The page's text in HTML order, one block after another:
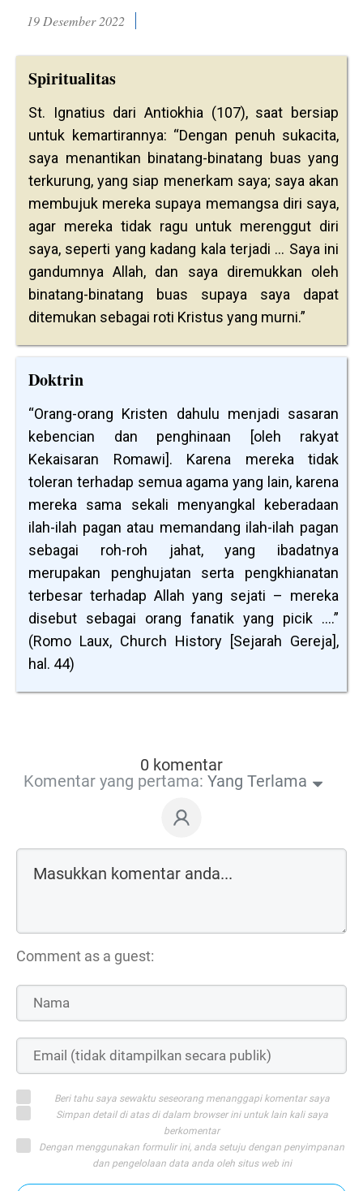
19 Desember 2022
Spiritualitas
St. Ignatius dari Antiokhia (107), saat bersiap
untuk kemartirannya: “Dengan penuh sukacita,
saya menantikan binatang-binatang buas yang
terkurung, yang siap menerkam saya; saya akan
membujuk mereka supaya memangsa diri saya,
agar mereka tidak ragu untuk merenggut diri
saya, seperti yang kadang kala terjadi … Saya ini
gandumnya Allah, dan saya diremukkan oleh
binatang-binatang buas supaya saya dapat
ditemukan sebagai roti Kristus yang murni.”
Doktrin
“Orang-orang Kristen dahulu menjadi sasaran
kebencian dan penghinaan [oleh rakyat
Kekaisaran Romawi]. Karena mereka tidak
toleran terhadap semua agama yang lain, karena
mereka sama sekali menyangkal keberadaan
ilah-ilah pagan atau memandang ilah-ilah pagan
sebagai roh-roh jahat, yang ibadatnya
merupakan penghujatan serta pengkhianatan
terbesar terhadap Allah yang sejati – mereka
disebut sebagai orang fanatik yang picik ….”
(Romo Laux, Church History [Sejarah Gereja],
hal. 44)
0 komentar
Komentar yang pertama: Yang Terlama
Comment as a guest:
Beri tahu saya sewaktu seseorang menanggapi komentar saya
Simpan detail di atas di dalam browser ini untuk lain kali saya
berkomentar
Dengan menggunakan formulir ini, anda setuju dengan penyimpanan
dan pengelolaan data anda oleh situs web ini